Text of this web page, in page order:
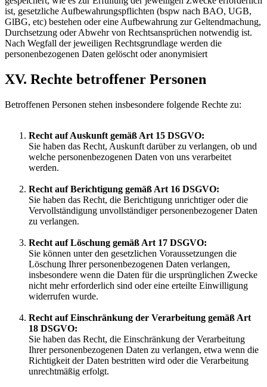
ist, gesetzliche Aufbewahrungspflichten (bspw nach BAO, UGB,
GlBG, etc) bestehen oder eine Aufbewahrung zur Geltendmachung,
Durchsetzung oder Abwehr von Rechtsansprüchen notwendig ist.
Nach Wegfall der jeweiligen Rechtsgrundlage werden die
personenbezogenen Daten gelöscht oder anonymisiert
XV. Rechte betroffener Personen
Betroffenen Personen stehen insbesondere folgende Rechte zu:
Recht auf Auskunft gemäß Art 15 DSGVO:
Sie haben das Recht, Auskunft darüber zu verlangen, ob und
welche personenbezogenen Daten von uns verarbeitet
werden.
Recht auf Berichtigung gemäß Art 16 DSGVO:
Sie haben das Recht, die Berichtigung unrichtiger oder die
Vervollständigung unvollständiger personenbezogener Daten
zu verlangen.
Recht auf Löschung gemäß Art 17 DSGVO:
Sie können unter den gesetzlichen Voraussetzungen die
Löschung Ihrer personenbezogenen Daten verlangen,
insbesondere wenn die Daten für die ursprünglichen Zwecke
nicht mehr erforderlich sind oder eine erteilte Einwilligung
widerrufen wurde.
Recht auf Einschränkung der Verarbeitung gemäß Art
18 DSGVO:
Sie haben das Recht, die Einschränkung der Verarbeitung
Ihrer personenbezogenen Daten zu verlangen, etwa wenn die
Richtigkeit der Daten bestritten wird oder die Verarbeitung
unrechtmäßig erfolgt.